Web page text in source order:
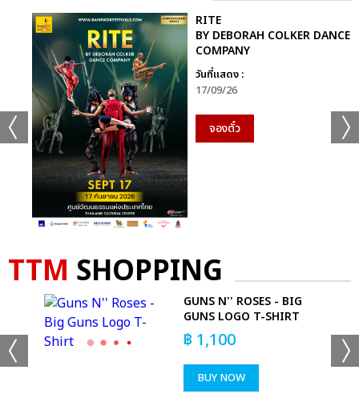
RITE
BY DEBORAH COLKER DANCE
COMPANY
วันที่แสดง :
17/09/26
จองตั๋ว
TTM SHOPPING
GUNS N'' ROSES - BIG
GUNS LOGO T-SHIRT
฿ 1,100
BUY NOW